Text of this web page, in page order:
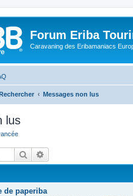
Forum Eriba
Caravaning des Eribamaniacs
Messages non lus
lus
Rechercher
de paperiba